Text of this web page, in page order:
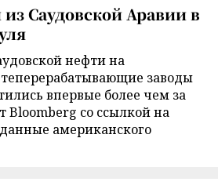
Саудовской Аравии в
нефти на
заводы
впервые более чем за
Bloomberg со ссылкой на
американского